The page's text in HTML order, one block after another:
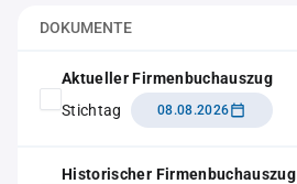
DOKUMENTE
Aktueller Firmenbuchauszug
Stichtag
08.08.2026
Historischer Firmenbuchauszug